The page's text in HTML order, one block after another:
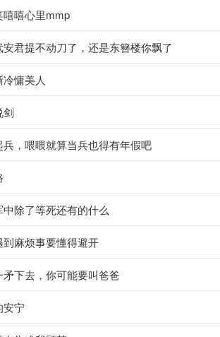
嘻心里mmp
君提不动刀了，还是东簪楼你飘了
慵美人
剑
，喂喂就算当兵也得有年假吧
除了等死还有的什么
麻烦事要懂得避开
下去，你可能要叫爸爸
安宁